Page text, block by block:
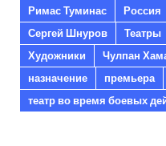
Римас Туминас
Россия
Сергей Шнуров
Театры
Художники
Чулпан
назначение
премьера
театр во время боевых